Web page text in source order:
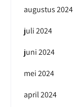
augustus 2024
juli 2024
juni 2024
mei 2024
april 2024